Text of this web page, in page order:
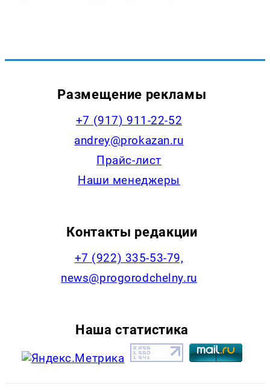
Размещение рекламы
+7 (917) 911-22-52
andrey@prokazan.ru
Прайс-лист
Наши менеджеры
Контакты редакции
+7 (922) 335-53-79,
news@progorodchelny.ru
Наша статистика